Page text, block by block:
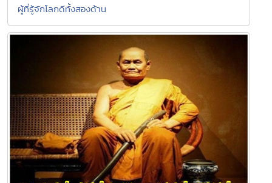
ผู้ที่รู้จักโลกดีทั้งสองด้าน